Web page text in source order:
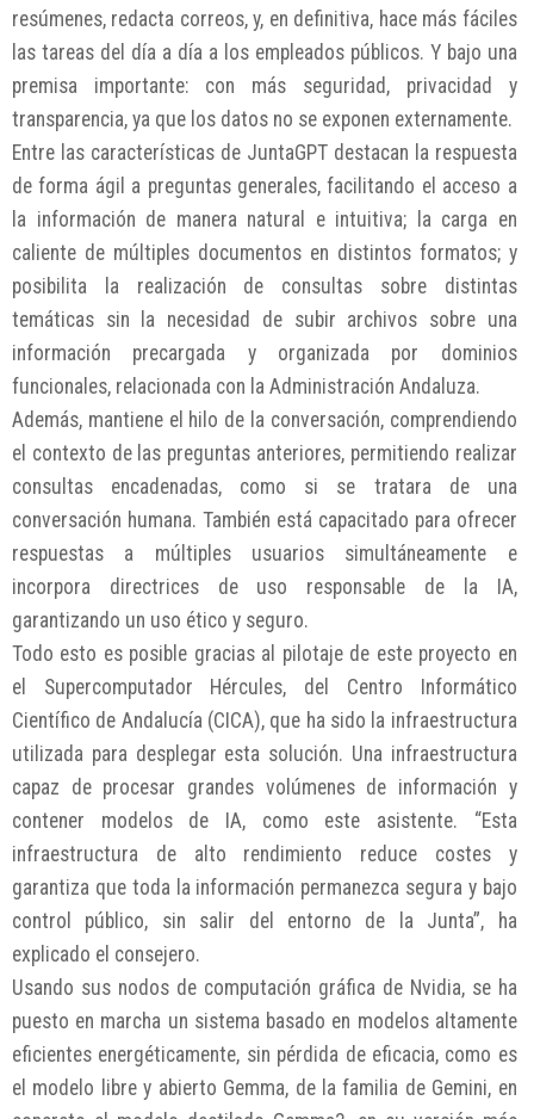
resúmenes, redacta correos, y, en definitiva, hace más fáciles
las tareas del día a día a los empleados públicos. Y bajo una
premisa importante: con más seguridad, privacidad y
transparencia, ya que los datos no se exponen externamente.
Entre las características de JuntaGPT destacan la respuesta
de forma ágil a preguntas generales, facilitando el acceso a
la información de manera natural e intuitiva; la carga en
caliente de múltiples documentos en distintos formatos; y
posibilita la realización de consultas sobre distintas
temáticas sin la necesidad de subir archivos sobre una
información precargada y organizada por dominios
funcionales, relacionada con la Administración Andaluza.
Además, mantiene el hilo de la conversación, comprendiendo
el contexto de las preguntas anteriores, permitiendo realizar
consultas encadenadas, como si se tratara de una
conversación humana. También está capacitado para ofrecer
respuestas a múltiples usuarios simultáneamente e
incorpora directrices de uso responsable de la IA,
garantizando un uso ético y seguro.
Todo esto es posible gracias al pilotaje de este proyecto en
el Supercomputador Hércules, del Centro Informático
Científico de Andalucía (CICA), que ha sido la infraestructura
utilizada para desplegar esta solución. Una infraestructura
capaz de procesar grandes volúmenes de información y
contener modelos de IA, como este asistente. “Esta
infraestructura de alto rendimiento reduce costes y
garantiza que toda la información permanezca segura y bajo
control público, sin salir del entorno de la Junta”, ha
explicado el consejero.
Usando sus nodos de computación gráfica de Nvidia, se ha
puesto en marcha un sistema basado en modelos altamente
eficientes energéticamente, sin pérdida de eficacia, como es
el modelo libre y abierto Gemma, de la familia de Gemini, en